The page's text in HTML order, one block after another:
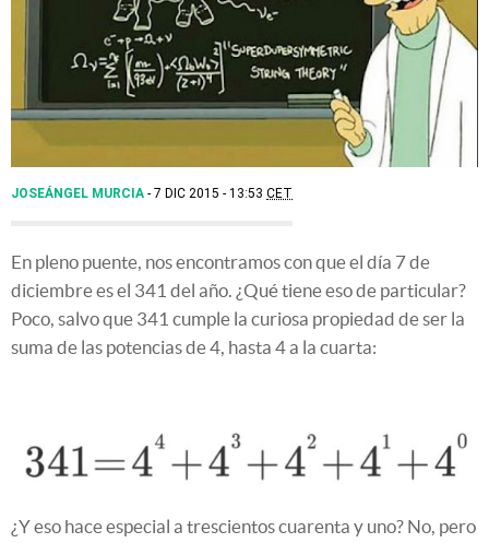
JOSEÁNGEL MURCIA 7 DIC 2015 - 13:53 CET
En pleno puente, nos encontramos con que el día 7 de
diciembre es el 341 del año. ¿Qué tiene eso de particular?
Poco, salvo que 341 cumple la curiosa propiedad de ser la
suma de las potencias de 4, hasta 4 a la cuarta:
¿Y eso hace especial a trescientos cuarenta y uno? No, pero